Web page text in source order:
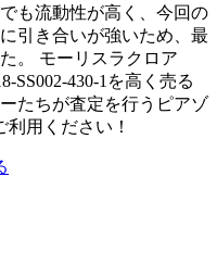
も流動性が高く、今回の
引き合いが強いため、最
。 モーリスラクロア
SS002-430-1を高く売る
たちが査定を行うピアゾ
用ください！